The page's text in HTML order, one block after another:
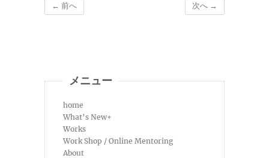
← 前へ 次へ →
メニュー
home
What’s New+
Works
Work Shop / Online Mentoring
About